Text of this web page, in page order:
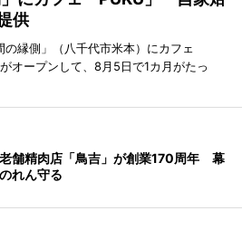
供
縁側」（八千代市米本）にカフェ
オープンして、8月5日で1カ月がたっ
舗精肉店「鳥吉」が創業170周年 幕
れん守る